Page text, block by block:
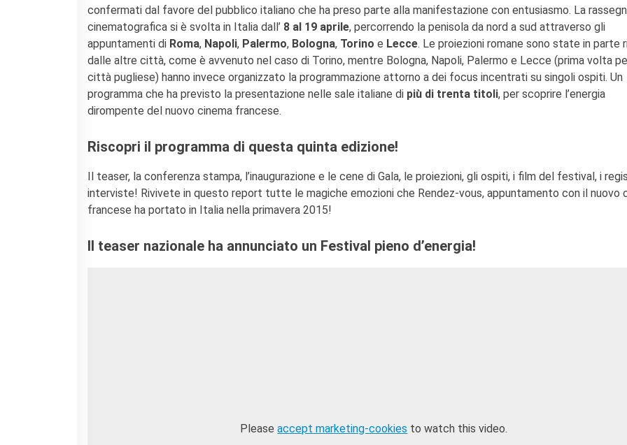
"DÉBAT D'IDÉES"
UNIVERSITÀ, RICERCA,
INNOVAZIONE
Studiare in Francia, grazie a
Campus France Italie!
Doppi titoli
Borse di studio e di
ricerca
Programme
CHI SIAMO
Contatti
Organigramma
Appalti pubblici, gare
confermati dal favore del pubblico italiano che ha preso parte alla manifestazione con entusiasmo. La
cinematografica si è svolta in Italia dall’ 8 al 19 aprile, percorrendo la penisola da nord a sud attraverso gli
appuntamenti di Roma, Napoli, Palermo, Bologna, Torino e Lecce. Le proiezioni romane sono state in parte
dalle altre città, come è avvenuto nel caso di Torino, mentre Bologna, Napoli, Palermo e Lecce (prima volta
città pugliese) hanno invece organizzato la programmazione attorno a dei focus incentrati su singoli ospiti. Un
programma che ha previsto la presentazione nelle sale italiane di più di trenta titoli, per scoprire l’energia
dirompente del nuovo cinema francese.
Riscopri il programma di questa quinta edizione!
Il teaser, la conferenza stampa, l’inaugurazione e le cene di Gala, le proiezioni, gli ospiti, i film del festival, i
interviste! Rivivete in questo report tutte le magiche emozioni che Rendez-vous, appuntamento con il nuovo
francese ha portato in Italia nella primavera 2015!
teaser nazionale ha annunciato un Festival pieno d’energia!
Pleaseaccept marketing-cookies to watch this video.